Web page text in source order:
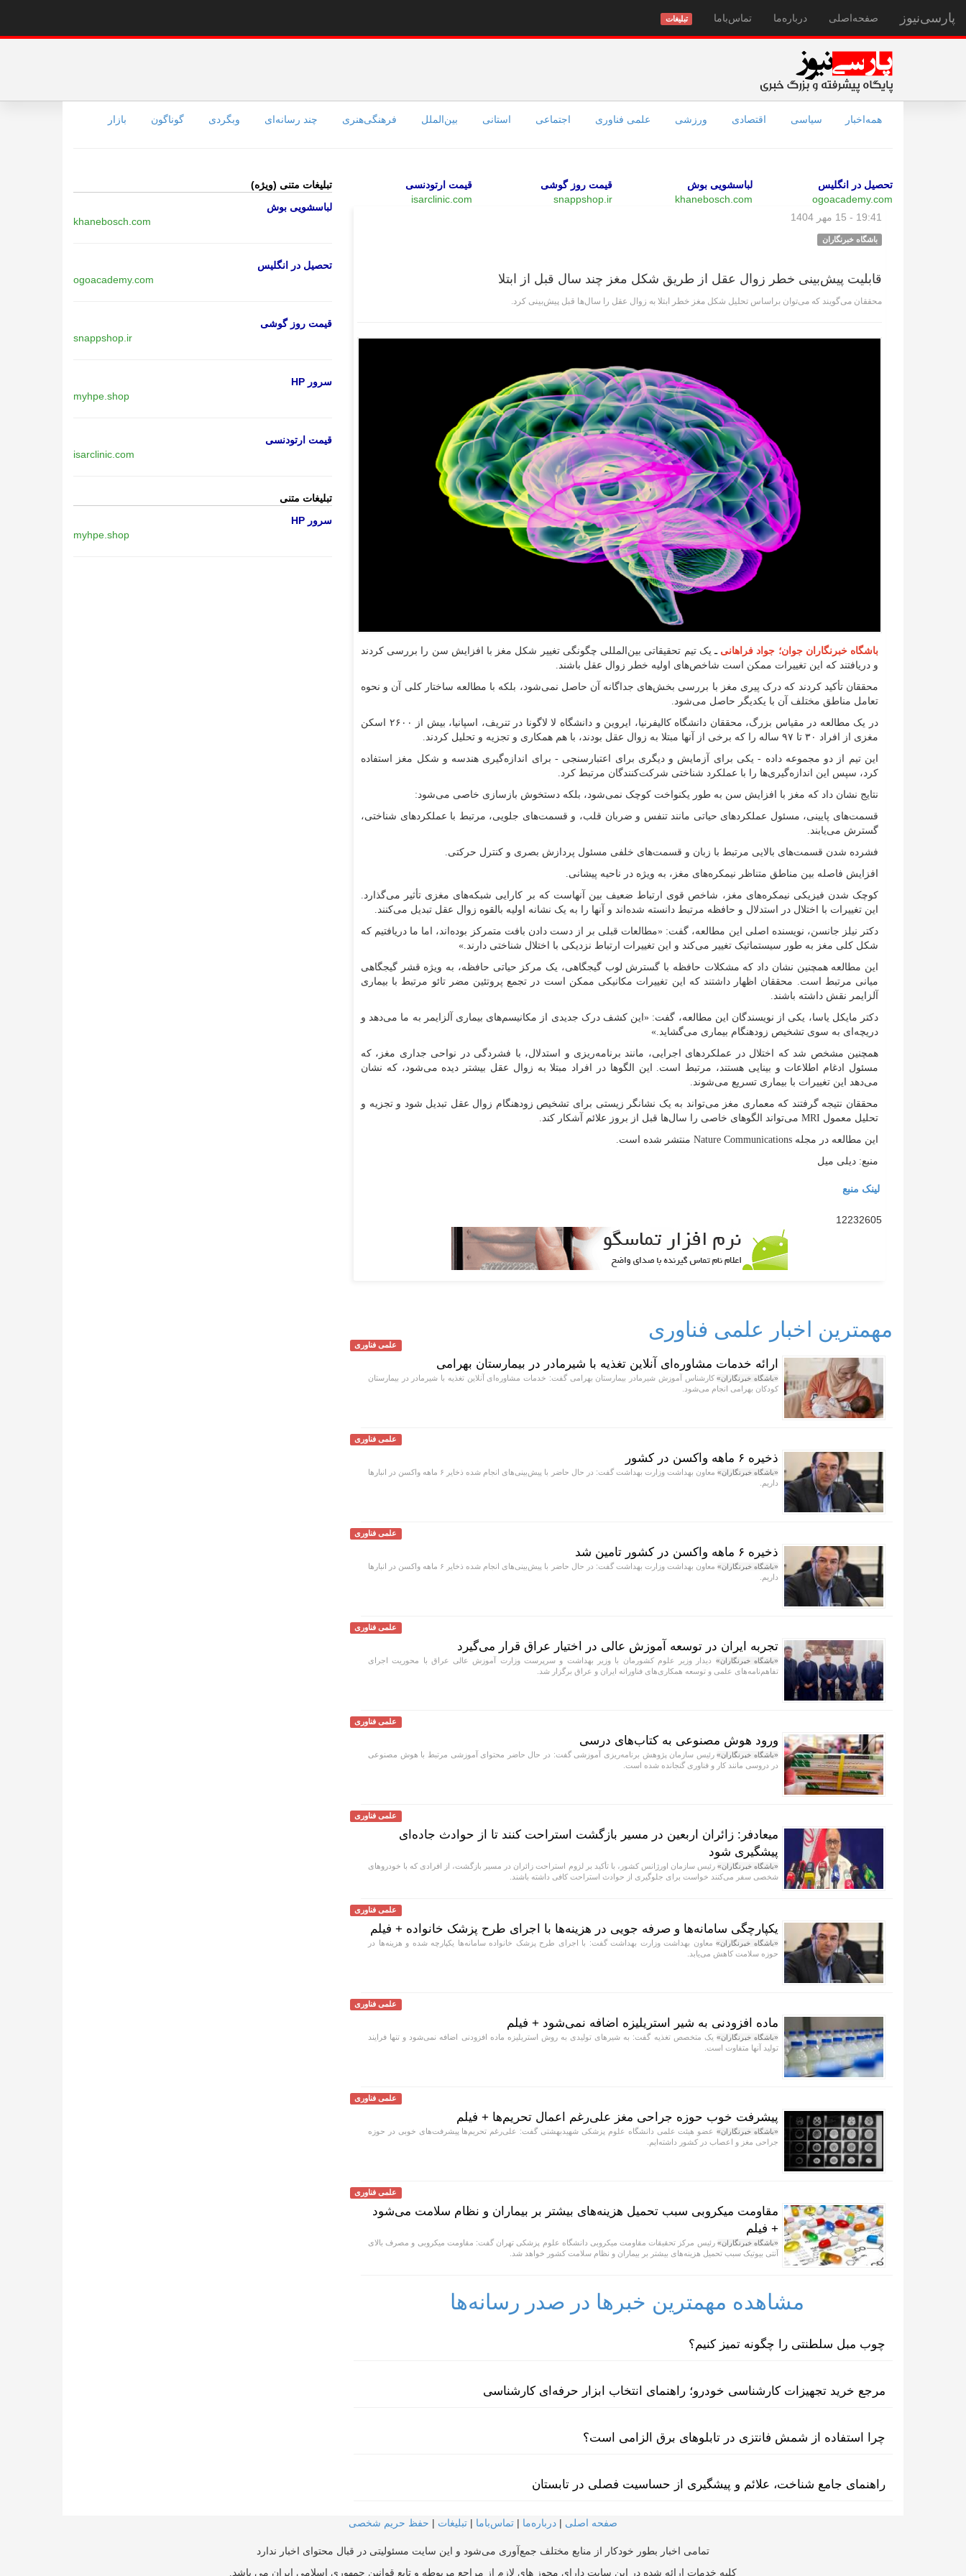
پارسی‌نیوز صفحه‌اصلی درباره‌ما تماس‌با‌ما تبلیغات
همه‌اخبار سیاسی اقتصادی ورزشی علمی فناوری اجتماعی استانی بین‌الملل فرهنگی‌هنری چند رسانه‌ای وبگردی گوناگون بازار
تحصیل در انگلیس
ogoacademy.com
لباسشویی بوش
khanebosch.com
قیمت روز گوشی
snappshop.ir
قیمت ارتودنسی
isarclinic.com
19:41 - 15 مهر 1404
باشگاه خبرنگاران
قابلیت پیش‌بینی خطر زوال عقل از طریق شکل مغز چند سال قبل از ابتلا
محققان می‌گویند که می‌توان براساس تحلیل شکل مغز خطر ابتلا به زوال عقل را سال‌ها قبل پیش‌بینی کرد.
باشگاه خبرنگاران جوان؛ جواد فراهانیـیک تیم تحقیقاتی بین‌المللی چگونگی تغییر شکل مغز با افزایش سن را بررسی کردند
و دریافتند که این تغییرات ممکن است شاخص‌های اولیه خطر زوال عقل باشند.
محققان تأکید کردند که درک پیری مغز با بررسی بخش‌های جداگانه آن حاصل نمی‌شود، بلکه با مطالعه ساختار کلی آن و نحوه
تعامل مناطق مختلف آن با یکدیگر حاصل می‌شود.
در یک مطالعه در مقیاس بزرگ، محققان دانشگاه کالیفرنیا، ایروین و دانشگاه لا لاگونا در تنریف، اسپانیا، بیش از ۲۶۰۰ اسکن
مغزی از افراد ۳۰ تا ۹۷ ساله را که برخی از آنها مبتلا به زوال عقل بودند، با هم همکاری و تجزیه و تحلیل کردند.
این تیم از دو مجموعه داده - یکی برای آزمایش و دیگری برای اعتبارسنجی - برای اندازه‌گیری هندسه و شکل مغز استفاده
کرد، سپس این اندازه‌گیری‌ها را با عملکرد شناختی شرکت‌کنندگان مرتبط کرد.
نتایج نشان داد که مغز با افزایش سن به طور یکنواخت کوچک نمی‌شود، بلکه دستخوش بازسازی خاصی می‌شود:
قسمت‌های پایینی، مسئول عملکرد‌های حیاتی مانند تنفس و ضربان قلب، و قسمت‌های جلویی، مرتبط با عملکرد‌های شناختی،
گسترش می‌یابند.
فشرده شدن قسمت‌های بالایی مرتبط با زبان و قسمت‌های خلفی مسئول پردازش بصری و کنترل حرکتی.
افزایش فاصله بین مناطق متناظر نیمکره‌های مغز، به ویژه در ناحیه پیشانی.
کوچک شدن فیزیکی نیمکره‌های مغز، شاخص قوی ارتباط ضعیف بین آنهاست که بر کارایی شبکه‌های مغزی تأثیر می‌گذارد.
این تغییرات با اختلال در استدلال و حافظه مرتبط دانسته شده‌اند و آنها را به یک نشانه اولیه بالقوه زوال عقل تبدیل می‌کنند.
دکتر نیلز جانسن، نویسنده اصلی این مطالعه، گفت: «مطالعات قبلی بر از دست دادن بافت متمرکز بوده‌اند، اما ما دریافتیم که
شکل کلی مغز به طور سیستماتیک تغییر می‌کند و این تغییرات ارتباط نزدیکی با اختلال شناختی دارند.»
این مطالعه همچنین نشان داد که مشکلات حافظه با گسترش لوب گیجگاهی، یک مرکز حیاتی حافظه، به ویژه قشر گیجگاهی
میانی مرتبط است. محققان اظهار داشتند که این تغییرات مکانیکی ممکن است در تجمع پروتئین مضر تائو مرتبط با بیماری
آلزایمر نقش داشته باشند.
دکتر مایکل یاسا، یکی از نویسندگان این مطالعه، گفت: «این کشف درک جدیدی از مکانیسم‌های بیماری آلزایمر به ما می‌دهد و
دریچه‌ای به سوی تشخیص زودهنگام بیماری می‌گشاید.»
همچنین مشخص شد که اختلال در عملکرد‌های اجرایی، مانند برنامه‌ریزی و استدلال، با فشردگی در نواحی جداری مغز، که
مسئول ادغام اطلاعات و بینایی هستند، مرتبط است. این الگو‌ها در افراد مبتلا به زوال عقل بیشتر دیده می‌شود، که نشان
می‌دهد این تغییرات با بیماری تسریع می‌شوند.
محققان نتیجه گرفتند که معماری مغز می‌تواند به یک نشانگر زیستی برای تشخیص زودهنگام زوال عقل تبدیل شود و تجزیه و
تحلیل معمول MRI می‌تواند الگو‌های خاصی را سال‌ها قبل از بروز علائم آشکار کند.
این مطالعه در مجله Nature Communications منتشر شده است.
منبع: دیلی میل
لینک منبع
12232605
مهمترین اخبار علمی فناوری
علمی فناوری
ارائه خدمات مشاوره‌ای آنلاین تغذیه با شیرمادر در بیمارستان بهرامی
«باشگاه خبرنگاران»کارشناس آموزش شیرمادر بیمارستان بهرامی گفت: خدمات مشاوره‌ای آنلاین تغذیه با شیرمادر در بیمارستان
کودکان بهرامی انجام می‌شود.
علمی فناوری
ذخیره ۶ ماهه واکسن در کشور
«باشگاه خبرنگاران»
معاون بهداشت وزارت بهداشت گفت: در حال حاضر با پیش‌بینی‌های انجام شده ذخایر ۶ ماهه واکسن در انبار‌ها
داریم.
علمی فناوری
ذخیره ۶ ماهه واکسن در کشور تامین شد
«باشگاه خبرنگاران»
معاون بهداشت وزارت بهداشت گفت: در حال حاضر با پیش‌بینی‌های انجام شده ذخایر ۶ ماهه واکسن در انبار‌ها
داریم.
علمی فناوری
تجربه ایران در توسعه آموزش عالی در اختیار عراق قرار می‌گیرد
«باشگاه خبرنگاران» دیدار وزیر علوم کشورمان با وزیر بهداشت و سرپرست وزارت آموزش عالی عراق با محوریت اجرای
تفاهم‌نامه‌های علمی و توسعه همکاری‌های فناورانه ایران و عراق برگزار شد.
علمی فناوری
ورود هوش مصنوعی به کتاب‌های درسی
«باشگاه خبرنگاران»رئیس سازمان پژوهش برنامه‌ریزی آموزشی گفت: در حال حاضر محتوای آموزشی مرتبط با هوش مصنوعی
در دروسی مانند کار و فناوری گنجانده شده است.
علمی فناوری
میعادفر: زائران اربعین در مسیر بازگشت استراحت کنند تا از حوادث جاده‌ای
پیشگیری شود
«باشگاه خبرنگاران» رئیس سازمان اورژانس کشور، با تأکید بر لزوم استراحت زائران در مسیر بازگشت، از افرادی که با خودروهای
شخصی سفر می‌کنند خواست برای جلوگیری از حوادث استراحت کافی داشته باشند.
علمی فناوری
یکپارچگی سامانه‌ها و صرفه جویی در هزینه‌ها با اجرای طرح پزشک خانواده + فیلم
«باشگاه خبرنگاران»معاون بهداشت وزارت بهداشت گفت: با اجرای طرح پزشک خانواده سامانه‌ها یکپارچه شده و هزینه‌ها در
حوزه سلامت کاهش می‌یابد.
علمی فناوری
ماده افزودنی به شیر استریلیزه اضافه نمی‌شود + فیلم
«باشگاه خبرنگاران» یک متخصص تغذیه گفت: به شیر‌های تولیدی به روش استریلیزه ماده افزودنی اضافه نمی‌شود و تنها فرایند
تولید آنها متفاوت است.
علمی فناوری
پیشرفت خوب حوزه جراحی مغز علی‌رغم اعمال تحریم‌ها + فیلم
«باشگاه خبرنگاران»عضو هیئت علمی دانشگاه علوم پزشکی شهیدبهشتی گفت: علی‌رغم تحریم‌ها پیشرفت‌های خوبی در حوزه
جراحی مغز و اعصاب در کشور داشته‌ایم.
علمی فناوری
مقاومت میکروبی سبب تحمیل هزینه‌های بیشتر بر بیماران و نظام سلامت می‌شود
+ فیلم
«باشگاه خبرنگاران» رئیس مرکز تحقیقات مقاومت میکروبی دانشگاه علوم پزشکی تهران گفت: مقاومت میکروبی و مصرف بالای
آنتی بیوتیک سبب تحمیل هزینه‌های بیشتر بر بیماران و نظام سلامت کشور خواهد شد.
مشاهده مهمترین خبرها در صدر رسانه‌ها
چوب مبل سلطنتی را چگونه تمیز کنیم؟
مرجع خرید تجهیزات کارشناسی خودرو؛ راهنمای انتخاب ابزار حرفه‌ای کارشناسی
چرا استفاده از شمش فانتزی در تابلوهای برق الزامی است؟
راهنمای جامع شناخت، علائم و پیشگیری از حساسیت فصلی در تابستان
تبلیغات متنی (ویژه)
لباسشویی بوش
khanebosch.com
تحصیل در انگلیس
ogoacademy.com
قیمت روز گوشی
snappshop.ir
سرور HP
myhpe.shop
قیمت ارتودنسی
isarclinic.com
تبلیغات متنی
سرور HP
myhpe.shop
صفحه اصلی | درباره‌ما | تماس‌با‌ما | تبلیغات | حفظ حریم شخصی
تمامی اخبار بطور خودکار از منابع مختلف جمع‌آوری می‌شود و این سایت مسئولیتی در قبال محتوای اخبار ندارد
کلیه خدمات ارائه شده در این سایت دارای مجوز های لازم از مراجع مربوطه و تابع قوانین جمهوری اسلامی ایران می باشد.